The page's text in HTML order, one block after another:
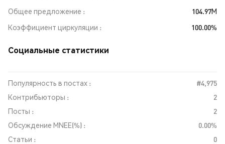
Общее предложение
104.97M
Коэффициент циркуляции
100.00%
Социальные статистики
Популярность в постах :
#4,975
Контрибьюторы :
2
Посты :
2
Обсуждение MNEE(%) :
0.00%
Статьи :
0